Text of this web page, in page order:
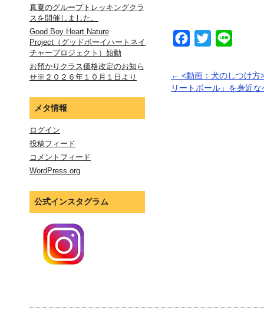
真夏のグループトレッキングクラ
スを開催しました。
Good Boy Heart Nature
Project（グッドボーイハートネイ
チャープロジェクト）始動
お預かりクラス価格改定のお知ら
せ※２０２６年１０月１日より
メタ情報
ログイン
投稿フィード
コメントフィード
WordPress.org
公式インスタグラム
Facebook
Twitter
← <動画：犬のしつけ方
リートボール」を身近